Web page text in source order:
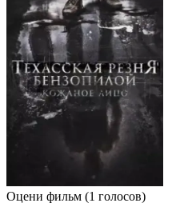
Оцени фильм (1 голосов)